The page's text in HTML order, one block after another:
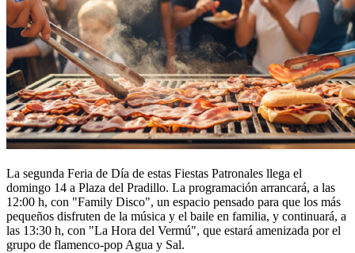
La segunda Feria de Día de estas Fiestas Patronales llega el
domingo 14 a Plaza del Pradillo. La programación arrancará, a las
12:00 h, con "Family Disco", un espacio pensado para que los más
pequeños disfruten de la música y el baile en familia, y continuará, a
las 13:30 h, con "La Hora del Vermú", que estará amenizada por el
grupo de flamenco-pop Agua y Sal.